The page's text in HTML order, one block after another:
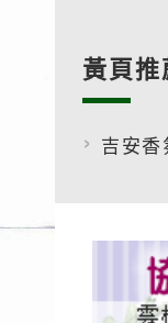
黃頁推
吉安香